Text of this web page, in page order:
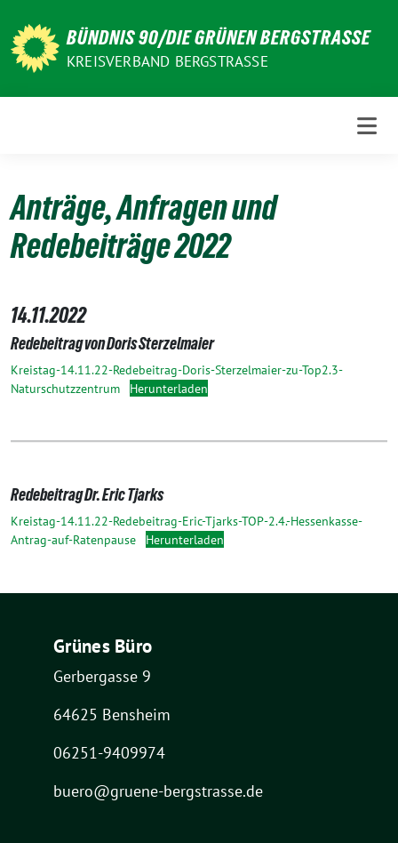
zum
Inhalt
BÜNDNIS 90/DIE GRÜNEN BERGSTRASSE
KREISVERBAND BERGSTRASSE
Anträge, Anfragen und
Redebeiträge 2022
14.11.2022
Redebeitrag von Doris Sterzelmaier
Kreistag-14.11.22-Redebeitrag-Doris-Sterzelmaier-zu-Top2.3-
Naturschutzzentrum
Herunterladen
Redebeitrag Dr. Eric Tjarks
Kreistag-14.11.22-Redebeitrag-Eric-Tjarks-TOP-2.4.-Hessenkasse-
Antrag-auf-Ratenpause
Herunterladen
Grünes Büro
Gerbergasse 9
64625 Bensheim
06251-9409974
buero@gruene-bergstrasse.de